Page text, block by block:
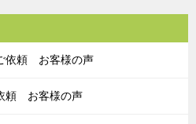
依頼 お客様の声
頼 お客様の声